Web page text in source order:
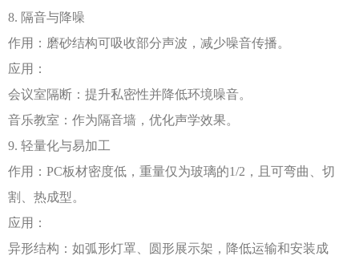
8. 隔音与降噪
作用：磨砂结构可吸收部分声波，减少噪音传播。
应用：
会议室隔断：提升私密性并降低环境噪音。
音乐教室：作为隔音墙，优化声学效果。
9. 轻量化与易加工
作用： PC板材密度低，重量仅为玻璃的1/2，且可弯曲、切
割、热成型。
应用：
异形结构：如弧形灯罩、圆形展示架，降低运输和安装成